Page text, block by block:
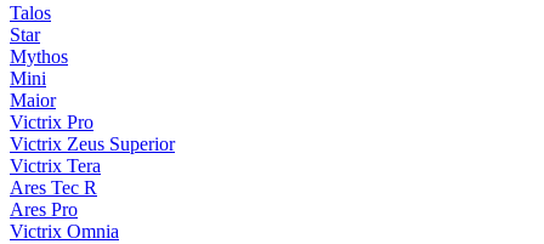
Talos
Star
Mythos
Mini
Maior
Victrix Pro
Victrix Zeus Superior
Victrix Tera
Ares Tec R
Ares Pro
Victrix Omnia